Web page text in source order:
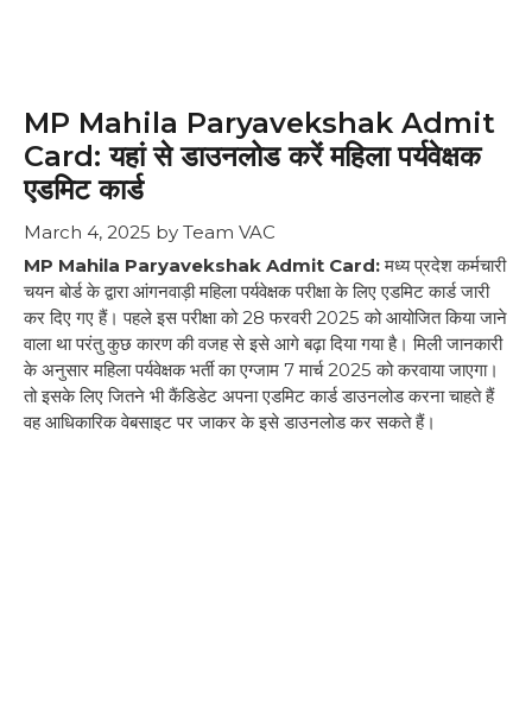
MP Mahila Paryavekshak Admit
Card: यहां से डाउनलोड करें महिला पर्यवेक्षक
एडमिट कार्ड
March 4, 2025 by Team VAC
MP Mahila Paryavekshak Admit Card:मध्य प्रदेश कर्मचारी
चयन बोर्ड के द्वारा आंगनवाड़ी महिला पर्यवेक्षक परीक्षा के लिए एडमिट कार्ड जारी
कर दिए गए हैं। पहले इस परीक्षा को 28 फरवरी 2025 को आयोजित किया जाने
वाला था परंतु कुछ कारण की वजह से इसे आगे बढ़ा दिया गया है। मिली जानकारी
के अनुसार महिला पर्यवेक्षक भर्ती का एग्जाम 7 मार्च 2025 को करवाया जाएगा।
तो इसके लिए जितने भी कैंडिडेट अपना एडमिट कार्ड डाउनलोड करना चाहते हैं
वह आधिकारिक वेबसाइट पर जाकर के इसे डाउनलोड कर सकते हैं।